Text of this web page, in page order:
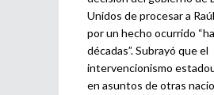
Unidos de procesar a
por un hecho ocurrido
décadas”. Subrayó que el
intervencionismo
en asuntos de otras